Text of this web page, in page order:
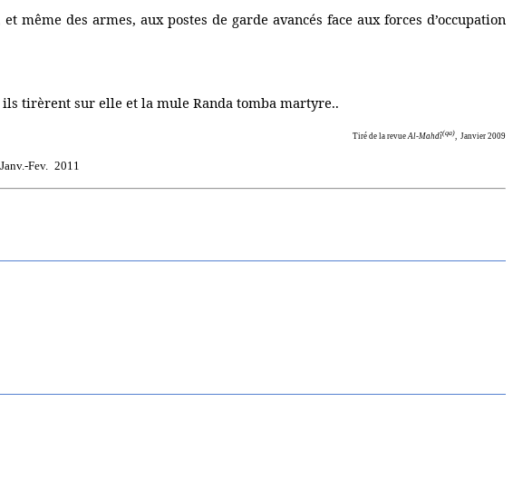
des armes, aux postes de garde avancés face aux forces d’occupation
tirèrent sur elle et la mule Randa tomba martyre..
Tiré de la revue Al-Mahdî(qa) Janvier 2009
Janv.-Fev. 2011